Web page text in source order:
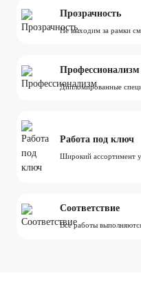
Прозрачность
Не выходим за рамки
Профессионализм
Дипломированные
Работа под ключ
Широкий ассортимент
Соответствие
Все работы